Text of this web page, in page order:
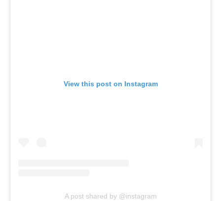
View this post on Instagram
A post shared by @instagram